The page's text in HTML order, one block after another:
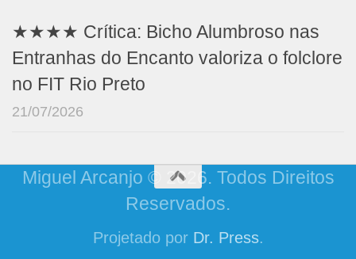
★★★★ Crítica: Bicho Alumbroso nas
Entranhas do Encanto valoriza o folclore
no FIT Rio Preto
21/07/2026
Miguel Arcanjo © 2026. Todos Direitos
Reservados.
Projetado por Dr. Press.